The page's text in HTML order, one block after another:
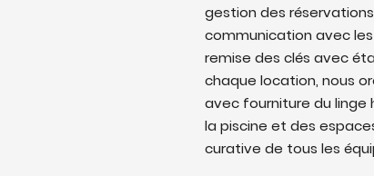
gestion des
communication avec
remise des clés avec
chaque location, nous
avec fourniture du linge
la piscine et des
curative de tous les